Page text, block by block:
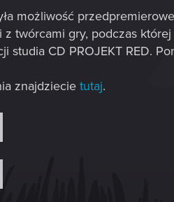
możliwość
z twórcami gry, podczas
studia CD PROJEKT RED.
znajdziecie tutaj.